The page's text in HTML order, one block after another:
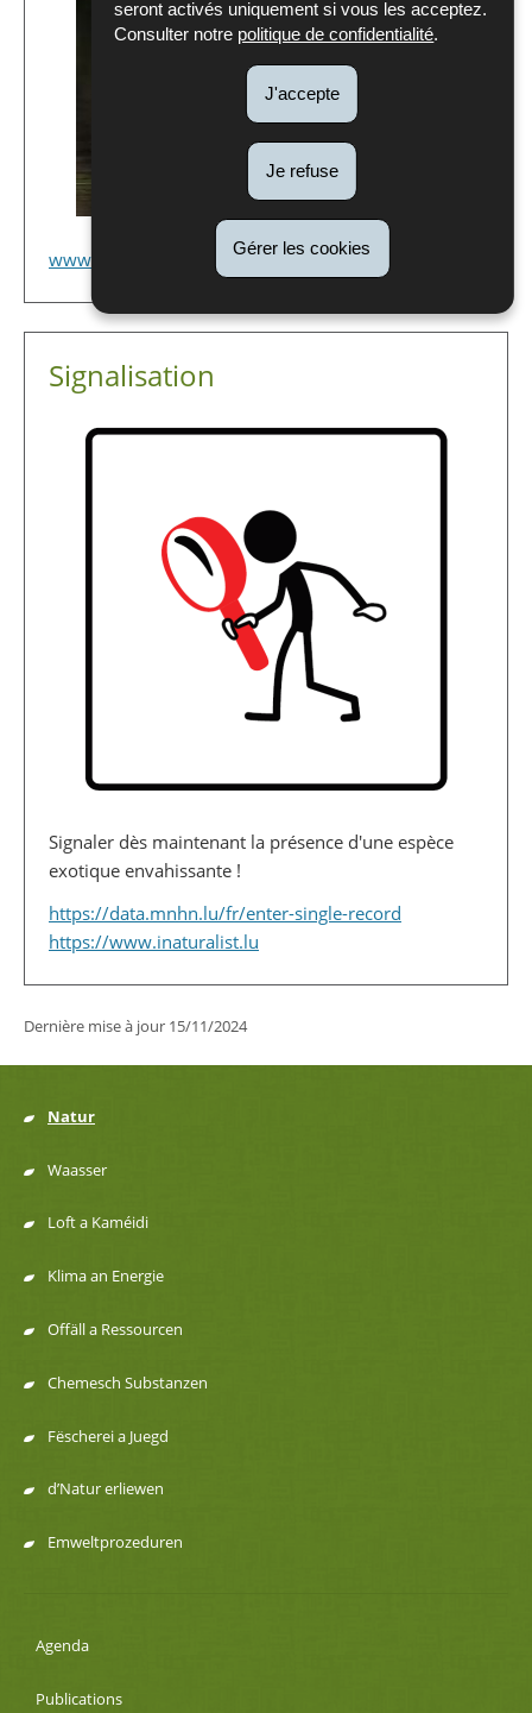
seront activés uniquement si vous les acceptez.
Consulter notre politique de confidentialité.
J'accepte
Je refuse
Gérer les cookies
www.neobiota.lu
Signalisation
Signaler dès maintenant la présence d'une espèce
exotique envahissante !
https://data.mnhn.lu/fr/enter-single-record
https://www.inaturalist.lu
Dernière mise à jour 15/11/2024
Menu
de
navigation
Natur
Waasser
Loft a Kaméidi
Klima an Energie
Offäll a Ressourcen
Chemesch Substanzen
Fëscherei a Juegd
d’Natur erliewen
Emweltprozeduren
Agenda
Publications